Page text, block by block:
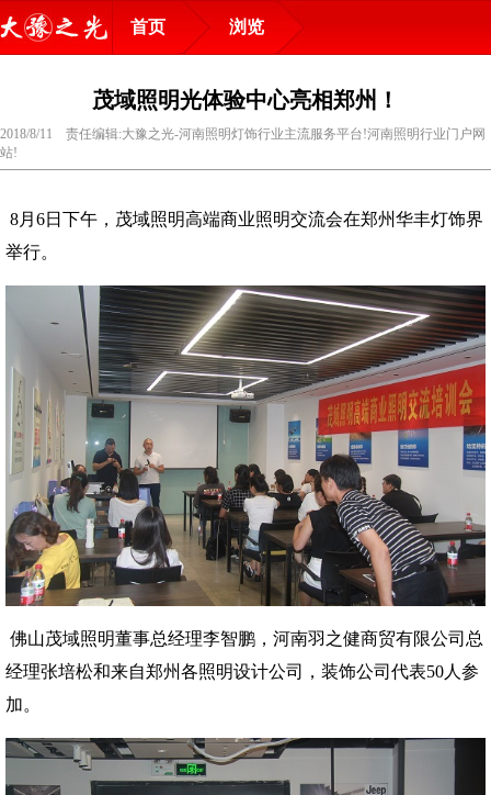
首页 浏览
茂域照明光体验中心亮相郑州！
2018/8/11 责任编辑:大豫之光-河南照明灯饰行业主流服务平台!河南照明行业门户网
站!
8月6日下午，茂域照明高端商业照明交流会在郑州华丰灯饰界
举行。
佛山茂域照明董事总经理李智鹏，河南羽之健商贸有限公司总
经理张培松和来自郑州各照明设计公司，装饰公司代表50人参
加。